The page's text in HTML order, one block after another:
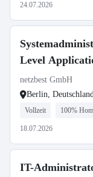
24.07.2026
Level
netzbest GmbH
Berlin,
Vollzeit 100%
18.07.2026
IT-